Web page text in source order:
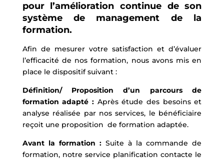
pour l’amélioration continue de son
système de management de la
formation.
Afin de mesurer votre satisfaction et d’évaluer
l’efficacité de nos formation, nous avons mis en
place le dispositif suivant :
Définition/ Proposition d’un parcours de
formation adapté : Après étude des besoins et
analyse réalisée par nos services, le bénéficiaire
reçoit une proposition de formation adaptée.
Avant la formation :Suite à la commande de
formation, notre service planification contacte le